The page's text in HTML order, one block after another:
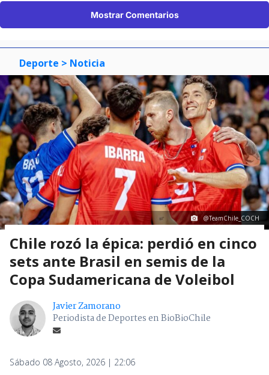
Mostrar Comentarios
Deporte > Noticia
@TeamChile_COCH
Chile rozó la épica: perdió en cinco
sets ante Brasil en semis de la
Copa Sudamericana de Voleibol
Javier Zamorano
Periodista de Deportes en BioBioChile
Sábado 08 Agosto, 2026 | 22:06